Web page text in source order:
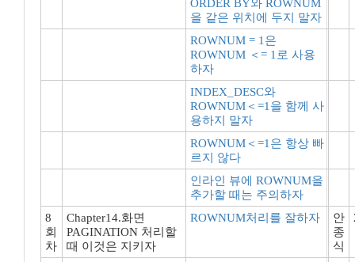
ORDER BY와 ROWNUM
을 같은 위치에 두지 말자
ROWNUM = 1은
ROWNUM ＜= 1로 사용
하자
INDEX_DESC와
ROWNUM＜=1을 함께 사
용하지 말자
ROWNUM＜=1은 항상 빠
르지 않다
인라인 뷰에 ROWNUM을
추가할 때는 주의하자
8
회
차
Chapter14.화면
PAGINATION 처리할
때 이것은 지키자
ROWNUM처리를 잘하자
안
종
식